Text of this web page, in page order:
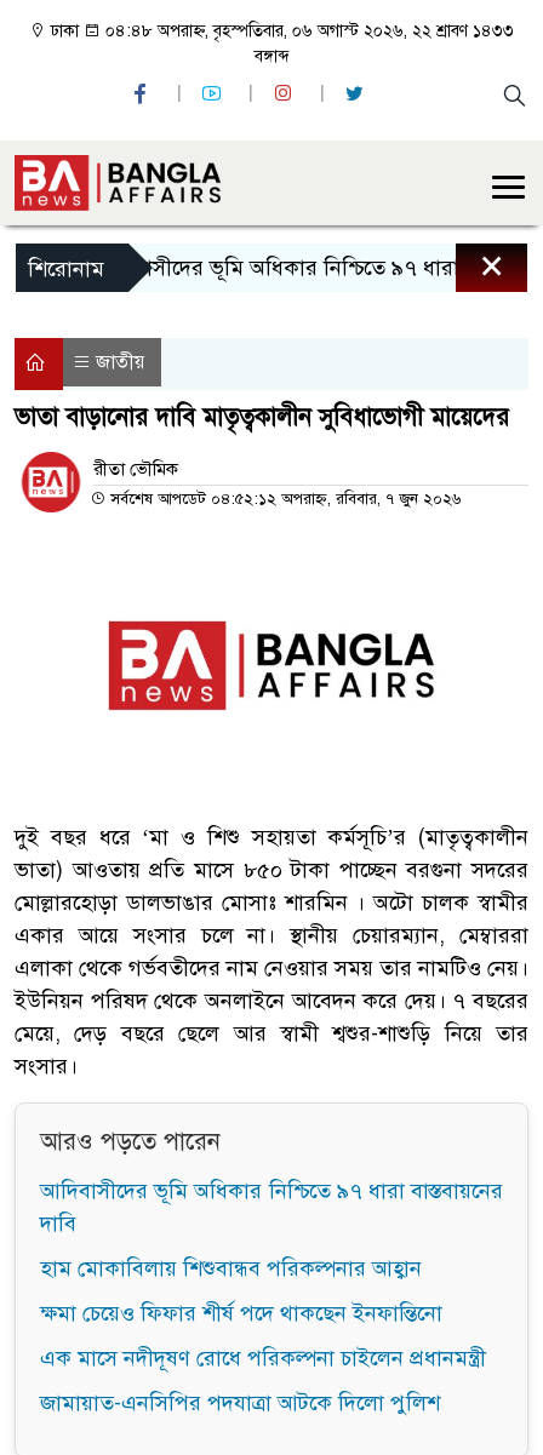
ঢাকা
০৪:৪৮ অপরাহ্ন, বৃহস্পতিবার, ০৬ অগাস্ট ২০২৬, ২২ শ্রাবণ ১৪৩৩
বঙ্গাব্দ
শিরোনাম
আদিবাসীদের ভূমি অধিকার নিশ্চিতে ৯৭ ধারা বাস্তবায়নের
×
জাতীয়
ভাতা বাড়ানোর দাবি মাতৃত্বকালীন সুবিধাভোগী মায়েদের
রীতা ভৌমিক
সর্বশেষ আপডেট ০৪:৫২:১২ অপরাহ্ন, রবিবার, ৭ জুন ২০২৬
দুই বছর ধরে ‘মা ও শিশু সহায়তা কর্মসূচি’র (মাতৃত্বকালীন
ভাতা) আওতায় প্রতি মাসে ৮৫০ টাকা পাচ্ছেন বরগুনা সদরের
মোল্লারহোড়া ডালভাঙার মোসাঃ শারমিন । অটো চালক স্বামীর
একার আয়ে সংসার চলে না। স্থানীয় চেয়ারম্যান, মেম্বাররা
এলাকা থেকে গর্ভবতীদের নাম নেওয়ার সময় তার নামটিও নেয়।
ইউনিয়ন পরিষদ থেকে অনলাইনে আবেদন করে দেয়। ৭ বছরের
মেয়ে, দেড় বছরে ছেলে আর স্বামী শ্বশুর-শাশুড়ি নিয়ে তার
সংসার।
আরও পড়তে পারেন
আদিবাসীদের ভূমি অধিকার নিশ্চিতে ৯৭ ধারা বাস্তবায়নের
দাবি
হাম মোকাবিলায় শিশুবান্ধব পরিকল্পনার আহ্বান
ক্ষমা চেয়েও ফিফার শীর্ষ পদে থাকছেন ইনফান্তিনো
এক মাসে নদীদূষণ রোধে পরিকল্পনা চাইলেন প্রধানমন্ত্রী
জামায়াত-এনসিপির পদযাত্রা আটকে দিলো পুলিশ